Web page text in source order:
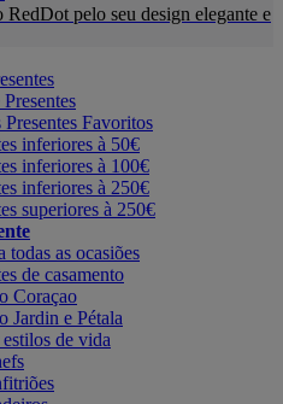
pelo seu design elegante e
Presentes
Presentes Favoritos
inferiores à 50€
inferiores à 100€
inferiores à 250€
superiores à 250€
todas as ocasiões
de casamento
Coraçao
Jardin e Pétala
de vida